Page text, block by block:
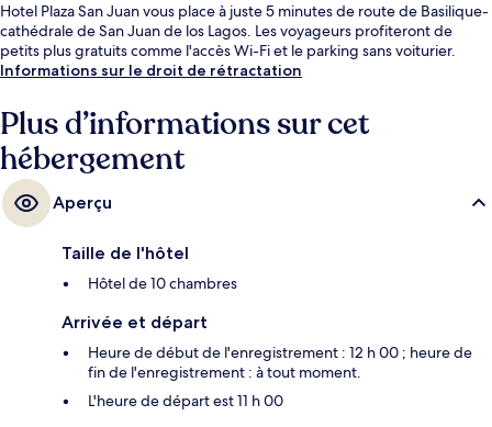
Hotel Plaza San Juan vous place à juste 5 minutes de route de Basilique-
cathédrale de San Juan de los Lagos. Les voyageurs profiteront de
petits plus gratuits comme l'accès Wi-Fi et le parking sans voiturier.
Informations sur le droit de rétractation
Plus d’informations sur cet
hébergement
Aperçu
Taille de l'hôtel
Hôtel de 10 chambres
Arrivée et départ
Heure de début de l'enregistrement : 12 h 00 ; heure de
fin de l'enregistrement : à tout moment.
L'heure de départ est 11 h 00